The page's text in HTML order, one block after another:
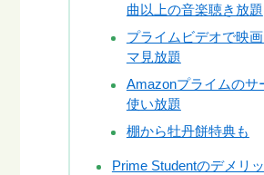
曲以上の音楽聴き放題
プライムビデオで映
マ見放題
Amazonプライムのサ
使い放題
棚から牡丹餅特典も
Prime Studentのデメリ